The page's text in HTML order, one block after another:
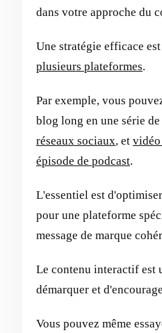
dans votre approche du
Une stratégie efficace est
plusieurs plateformes.
Par exemple, vous
blog long en une série
réseaux sociaux, et vidéo
épisode de podcast.
L'essentiel est
pour une plateforme
message de marque
Le contenu interactif est
démarquer et
Vous pouvez même